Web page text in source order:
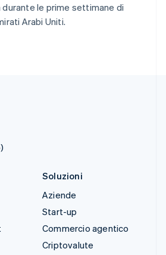
durante le prime settimane di
Arabi Uniti.
文
Soluzioni
Aziende
Start-up
Commercio agentico
Criptovalute